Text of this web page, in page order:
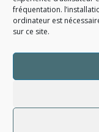
fréquentation.
ordinateur est
sur ce site.